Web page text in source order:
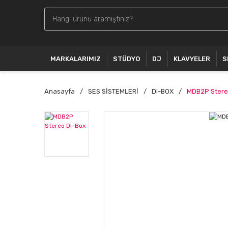
MARKALARIMIZ STÜDYO DJ KLAVYELER
Anasayfa SES SİSTEMLERİ DI-BOX MDB2P